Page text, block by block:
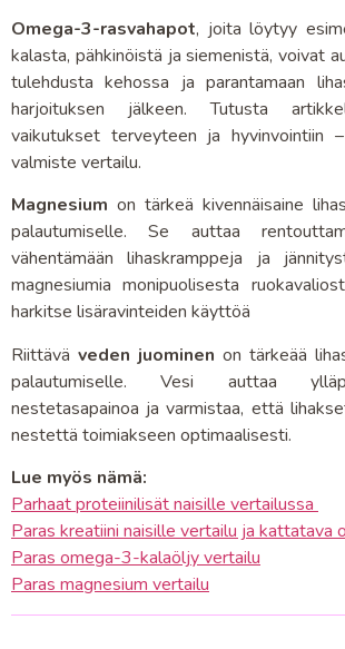
Omega-3-rasvahapot, joita löytyy
kalasta, pähkinöistä ja siemenistä, voivat
tulehdusta kehossa ja parantamaan
harjoituksen jälkeen. Tutusta
vaikutukset terveyteen ja hyvinvointiin
valmiste vertailu.
Magnesium on tärkeä kivennäisaine
palautumiselle. Se auttaa
vähentämään lihaskramppeja ja
magnesiumia monipuolisesta
harkitse lisäravinteiden käyttöä
Riittävä veden juominen on tärkeää
palautumiselle. Vesi auttaa
nestetasapainoa ja varmistaa, että
nestettä toimiakseen optimaalisesti.
Lue myös nämä:
Parhaat proteiinilisät naisille vertailussa
Paras kreatiini naisille vertailu ja kattatava
Paras omega-3-kalaöljy vertailu
Paras magnesium vertailu